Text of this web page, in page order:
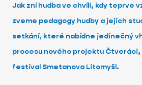
Jak zní hudba ve chvíli, kdy teprve
zveme pedagogy hudby a jejich
setkání, které nabídne jedinečný
procesu nového projektu
festival Smetanova Litomyšl.